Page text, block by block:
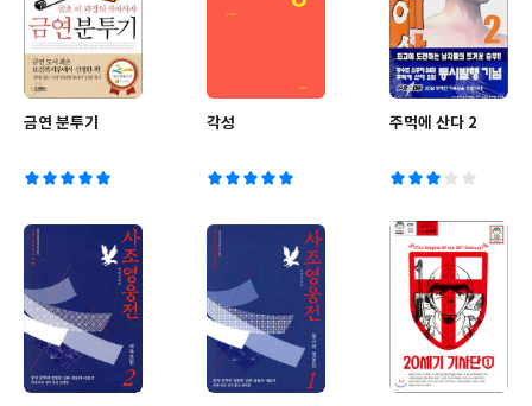
금연 분투기 각성 주먹에 산다 2